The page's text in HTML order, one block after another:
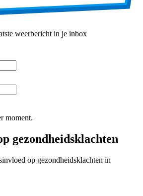
weerbericht in je inbox
moment.
gezondheidsklachten
op gezondheidsklachten in